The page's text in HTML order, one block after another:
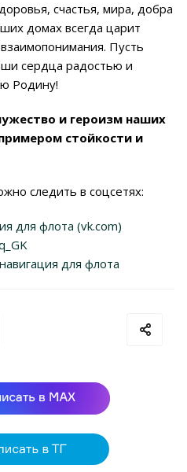
счастья, мира, добра
домах всегда царит
Пусть
сердца радостью и
Родину!
и героизм наших
стойкости и
следить в соцсетях:
для флота (vk.com)
для флота